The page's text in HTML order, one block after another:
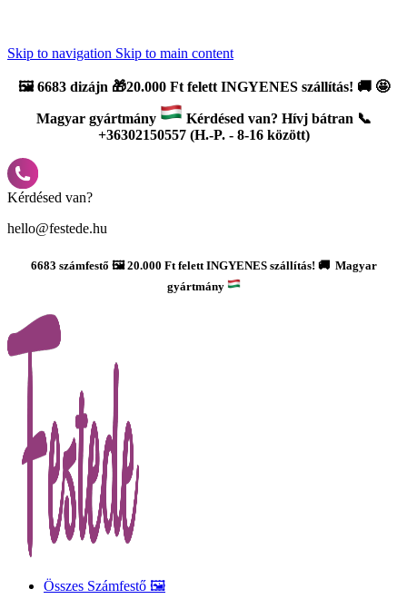
Skip to navigation Skip to main content
🖼️6683 dizájn 🎁20.000 Ft felett INGYENES szállítás! 🚚 🤩
Magyar gyártmány
Kérdésed van? Hívj bátran 📞
+36302150557 (H.-P. - 8-16 között)
Kérdésed van?
hello@festede.hu
6683 számfestő 🖼️ 20.000 Ft felett INGYENES szállítás! 🚚 Magyar
gyártmány
Összes Számfestő 🖼️